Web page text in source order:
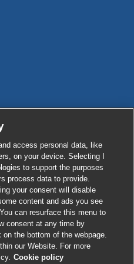
access personal data, like
on your device. Selecting I
to support the purposes
process data to provide.
your consent will disable
content and ads you see
can resurface this menu to
consent at any time by
the bottom of the webpage.
our Website. For more
Cookie policy